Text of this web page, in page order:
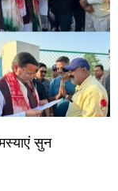
सुन